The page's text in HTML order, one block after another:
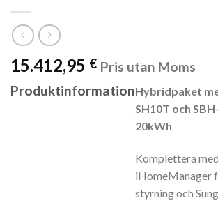
15.412,95 € Pris utan Moms
ProduktinformationHybridpaket
SH10T och
20kWh
Komplettera
iHomeManager
styrning och